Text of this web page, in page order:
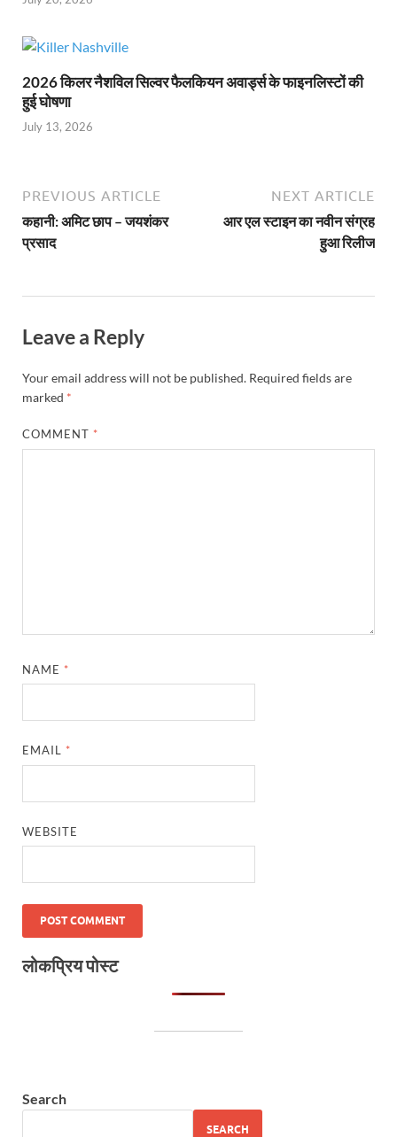
2026 किलर नैशविल सिल्वर फैलकियन अवार्ड्स के फाइनलिस्टों की
हुई घोषणा
July 13, 2026
PREVIOUS ARTICLE
कहानी: अमिट छाप – जयशंकर
प्रसाद
NEXT ARTICLE
आर एल स्टाइन का नवीन संग्रह
हुआ रिलीज
Leave a Reply
Your email address will not be published. Required fields are
marked *
COMMENT *
NAME *
EMAIL *
WEBSITE
लोकप्रिय पोस्ट
Search
SEARCH